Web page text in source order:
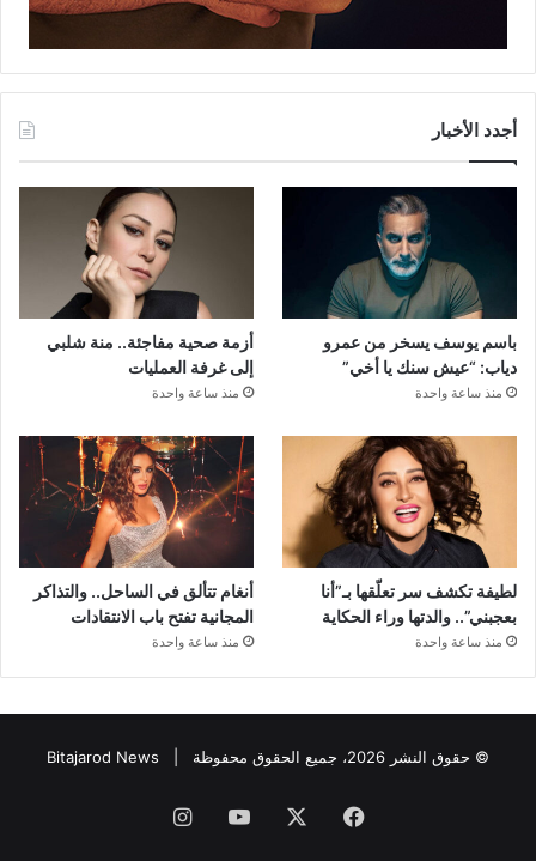
أجدد الأخبار
باسم يوسف يسخر من عمرو
دياب: “عيش سنك يا أخي”
منذ ساعة واحدة
أزمة صحية مفاجئة.. منة شلبي
إلى غرفة العمليات
منذ ساعة واحدة
لطيفة تكشف سر تعلّقها بـ”أنا
بعجبني”.. والدتها وراء الحكاية
منذ ساعة واحدة
أنغام تتألق في الساحل.. والتذاكر
المجانية تفتح باب الانتقادات
منذ ساعة واحدة
© حقوق النشر 2026، جميع الحقوق محفوظة | Bitajarod News
فيسبوك ‫YouTubeانستقرام